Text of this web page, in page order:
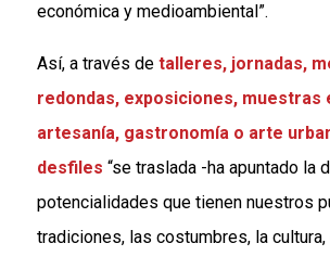
económica y medioambiental”.
Así, a través de talleres, jornadas,
redondas, exposiciones, muestras
artesanía, gastronomía o arte
desfiles “se traslada -ha apuntado la
potencialidades que tienen nuestros
tradiciones, las costumbres, la